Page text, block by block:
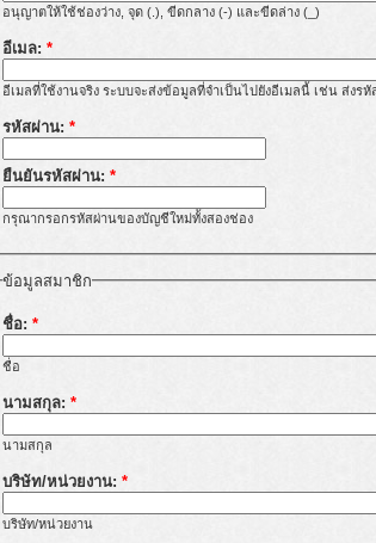
อนุญาตให้ใช้ช่องว่าง, จุด (.), ขีดกลาง (-) และขีดล่าง (_)
อีเมล: *
อีเมลที่ใช้งานจริง ระบบจะส่งข้อมูลที่จำเป็นไปยังอีเมลนี้ เช่น ส่งร
รหัสผ่าน: *
ยืนยันรหัสผ่าน: *
กรุณากรอกรหัสผ่านของบัญชีใหม่ทั้งสองช่อง
ข้อมูลสมาชิก
ชื่อ: *
ชื่อ
นามสกุล: *
นามสกุล
บริษัท/หน่วยงาน: *
บริษัท/หน่วยงาน